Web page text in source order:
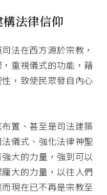
法律信仰
法在西方源於宗教，
重視儀式的功能，藉
，致使民眾發自內心
置、甚至是司法建築
儀式、強化法律神聖
大的力量，強到可以
大的力量，以往人們
現在已不再是宗教至